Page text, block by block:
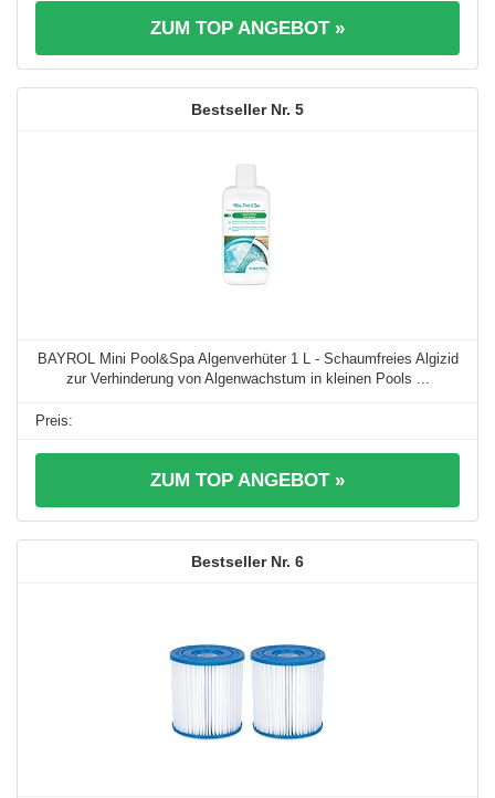
ZUM TOP ANGEBOT »
5
BAYROL Mini Pool&Spa Algenverhüter 1 L - Schaumfreies Algizid
zur Verhinderung von Algenwachstum in kleinen Pools ...
ZUM TOP ANGEBOT »
6